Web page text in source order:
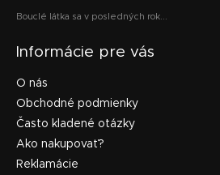
Bouclé látka sa v posledných rok...
Informácie pre vás
O nás
Obchodné podmienky
Často kladené otázky
Ako nakupovať?
Reklamácie